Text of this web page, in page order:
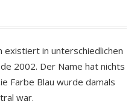
in unterschiedlichen
2002. Der Name hat nichts
Farbe Blau wurde damals
war.